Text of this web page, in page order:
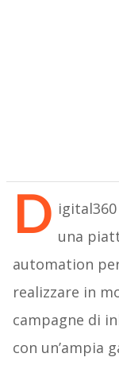
D una
automation
realizzare in
campagne di
con un’ampia